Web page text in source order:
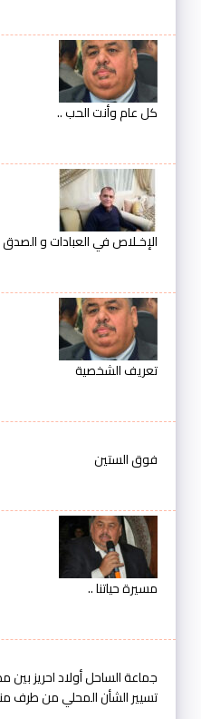
كل عام وأنت الحب ..
الإخـلاص في العبادات و
تعريف الشخصية
فوق الستين
مسيرة حياتنا ..
جماعة الساحل أولاد احريز
تسيير الشأن المحلي من طرف